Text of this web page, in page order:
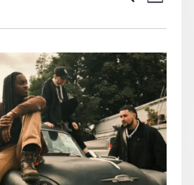
y
vistas
las
vistas
de
los